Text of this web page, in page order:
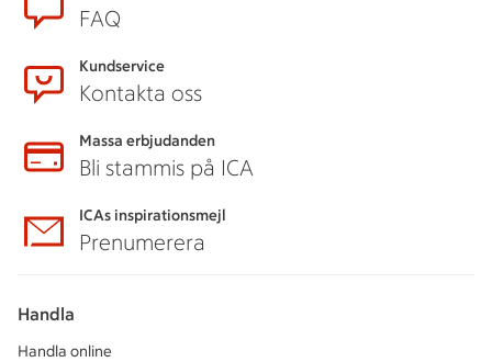
FAQ
Kundservice
Kontakta oss
Massa erbjudanden
Bli stammis på ICA
ICAs inspirationsmejl
Prenumerera
Handla
Handla online